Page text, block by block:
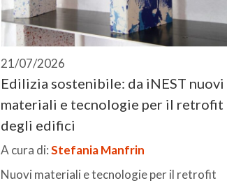
21/07/2026
Edilizia sostenibile: da iNEST nuovi
materiali e tecnologie per il retrofit
degli edifici
A cura di:Stefania Manfrin
Nuovi materiali e tecnologie per il retrofit